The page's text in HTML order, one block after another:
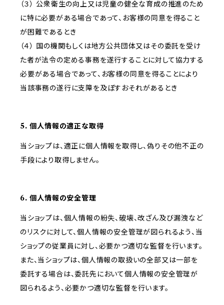
（３） 公衆衛生の向上又は児童の健全な育成の推進のため
に特に必要がある場合であって、お客様の同意を得ること
が困難であるとき
（４） 国の機関もしくは地方公共団体又はその委託を受け
た者が法令の定める事務を遂行することに対して協力する
必要がある場合であって、お客様の同意を得ることにより
当該事務の遂行に支障を及ぼすおそれがあるとき
5. 個人情報の適正な取得
当ショップは、適正に個人情報を取得し、偽りその他不正の
手段により取得しません。
6. 個人情報の安全管理
当ショップは、個人情報の紛失、破壊、改ざん及び漏洩など
のリスクに対して、個人情報の安全管理が図られるよう、当
ショップの従業員に対し、必要かつ適切な監督を行います。
また、当ショップは、個人情報の取扱いの全部又は一部を
委託する場合は、委託先において個人情報の安全管理が
図られるよう、必要かつ適切な監督を行います。